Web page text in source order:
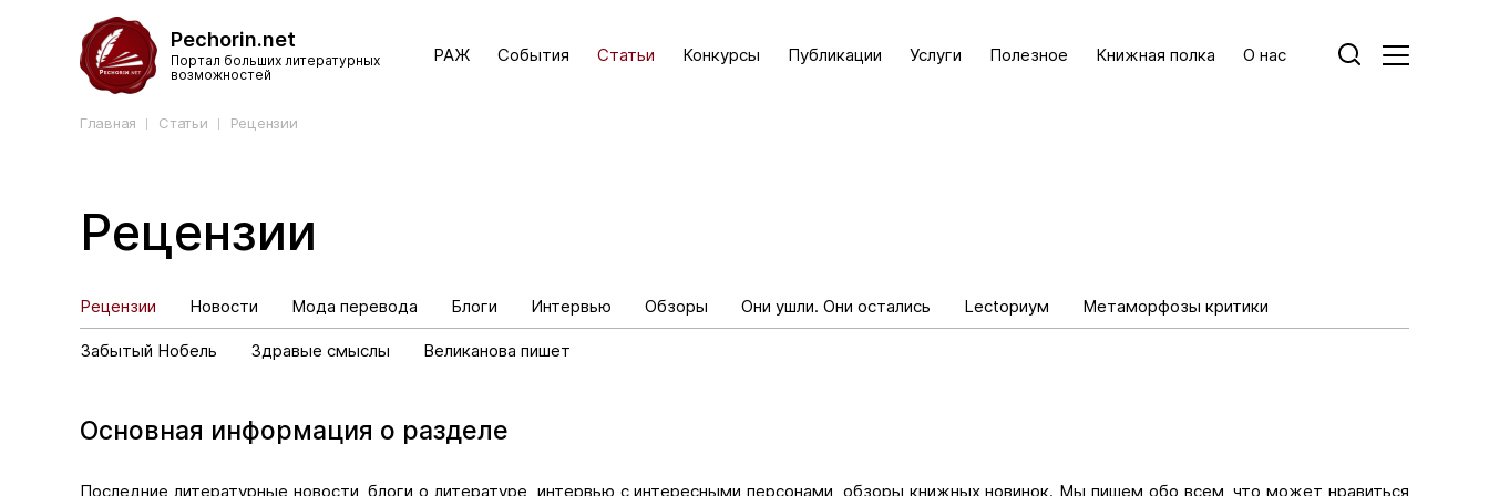
Pechorin.net
Портал больших литературных
возможностей
РАЖ События Статьи Конкурсы Публикации Услуги Полезное Книжная полка О нас
Главная Статьи Рецензии
Рецензии
Рецензии Новости Мода перевода Блоги Интервью Обзоры Они ушли. Они остались Lectoриум Метаморфозы критики
Забытый Нобель Здравые смыслы Великанова пишет
Основная информация о разделе
Последние литературные новости, блоги о литературе, интервью с интересными персонами, обзоры книжных новинок. Мы пишем обо всем, что может нравиться